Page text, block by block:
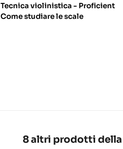
Tecnica violinistica - Proficient
Come studiare le scale
8 altri prodotti